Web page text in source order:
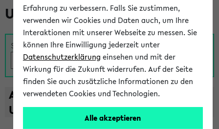
Universität Bielefeld
Suche
A B C D E F G H I J K L M N O
U
V W X Y
Z
Erfahrung zu verbessern. Falls Sie zustimmen,
verwenden wir Cookies und Daten auch, um Ihre
Interaktionen mit unserer Webseite zu messen. Sie
können Ihre Einwilligung jederzeit unter
Datenschutzerklärung einsehen und mit der
Wirkung für die Zukunft widerrufen. Auf der Seite
finden Sie auch zusätzliche Informationen zu den
verwendeten Cookies und Technologien.
Alle akzeptieren